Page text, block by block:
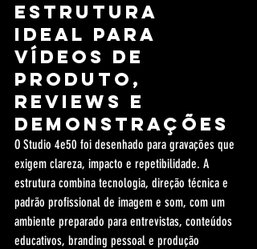
Estrutura
ideal para
vídeos de
produto,
reviews e
demonstrações
O Studio 4e50 foi desenhado para gravações que
exigem clareza, impacto e repetibilidade. A
estrutura combina tecnologia, direção técnica e
padrão profissional de imagem e som, com um
ambiente preparado para entrevistas, conteúdos
educativos, branding pessoal e produção